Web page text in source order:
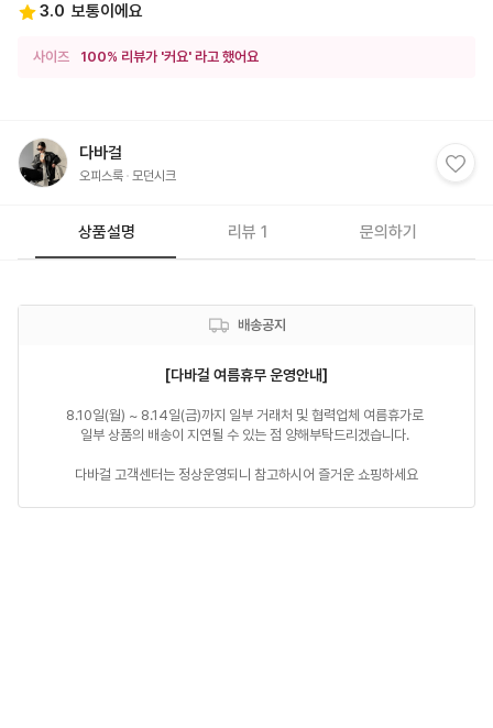
3.0 보통이에요
사이즈 100% 리뷰가 '커요' 라고 했어요
다바걸
오피스룩 모던시크
상품설명 리뷰 1 문의하기
배송공지
[다바걸 여름휴무 운영안내]
8.10일(월) ~ 8.14일(금)까지 일부 거래처 및 협력업체 여름휴가로
일부 상품의 배송이 지연될 수 있는 점 양해부탁드리겠습니다.
다바걸 고객센터는 정상운영되니 참고하시어 즐거운 쇼핑하세요